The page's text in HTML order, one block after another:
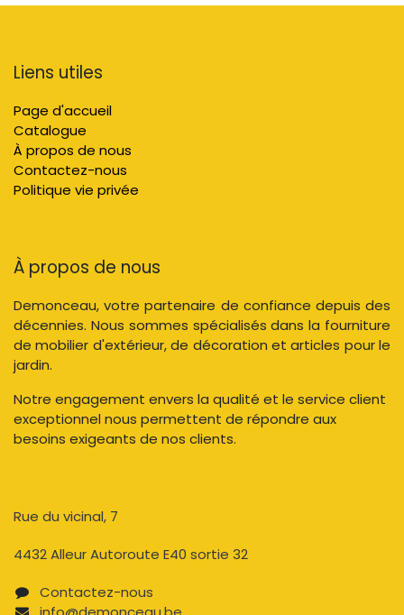
Liens utiles
Page d'accueil
Catalogue
À propos de nous
Contactez-nous
Politique vie privée
À propos de nous
Demonceau, votre partenaire de confiance depuis des
décennies. Nous sommes spécialisés dans la fourniture
de mobilier d'extérieur, de décoration et articles pour le
jardin.
Notre engagement envers la qualité et le service client
exceptionnel nous permettent de répondre aux
besoins exigeants de nos clients.
Rue du vicinal, 7​
4432 Alleur Autoroute E40 sortie 32
Contactez-nous​